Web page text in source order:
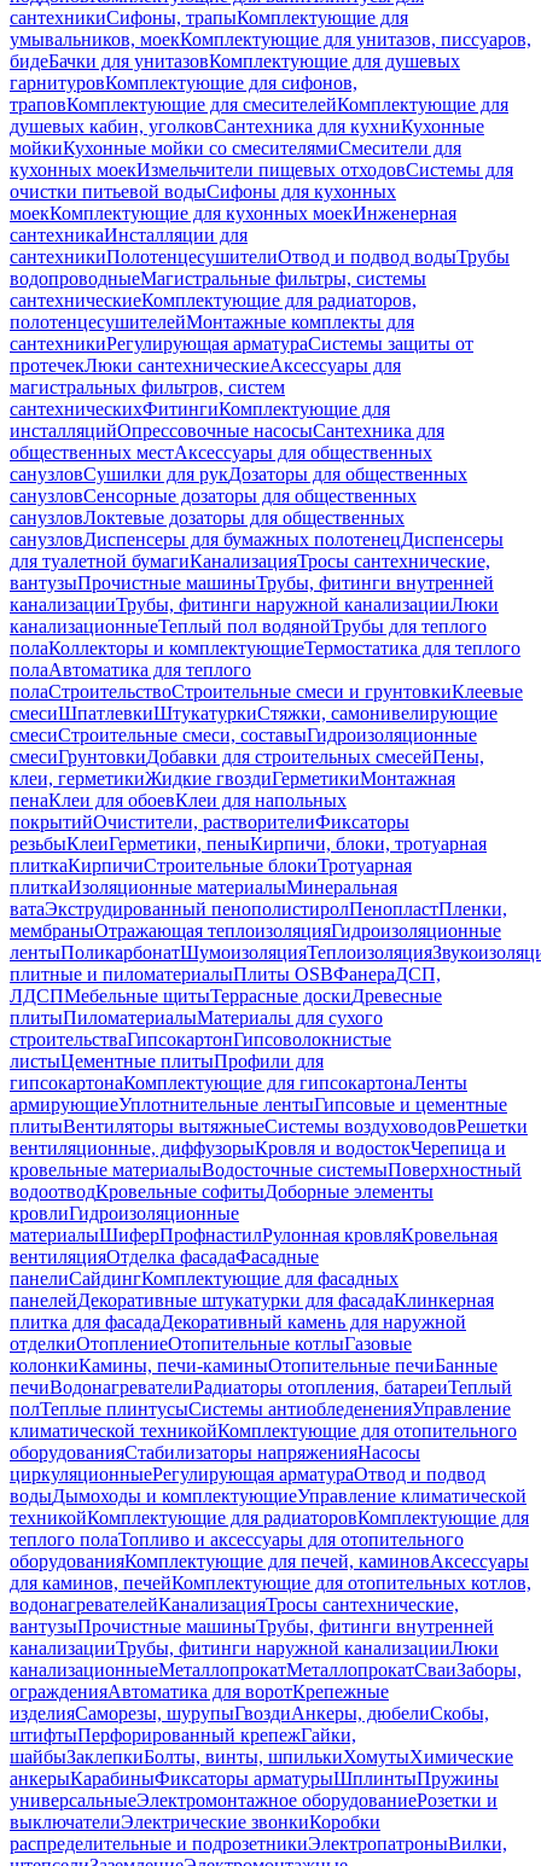
сантехникиСифоны, трапыКомплектующие для
умывальников, моекКомплектующие для унитазов, писсуаров,
бидеБачки для унитазовКомплектующие для душевых
гарнитуровКомплектующие для сифонов,
траповКомплектующие для смесителейКомплектующие для
душевых кабин, уголковСантехника для кухниКухонные
мойкиКухонные мойки со смесителямиСмесители для
кухонных моекИзмельчители пищевых отходовСистемы для
очистки питьевой водыСифоны для кухонных
моекКомплектующие для кухонных моекИнженерная
сантехникаИнсталляции для
сантехникиПолотенцесушителиОтвод и подвод водыТрубы
водопроводныеМагистральные фильтры, системы
сантехническиеКомплектующие для радиаторов,
полотенцесушителейМонтажные комплекты для
сантехникиРегулирующая арматураСистемы защиты от
протечекЛюки сантехническиеАксессуары для
магистральных фильтров, систем
сантехническихФитингиКомплектующие для
инсталляцийОпрессовочные насосыСантехника для
общественных местАксессуары для общественных
санузловСушилки для рукДозаторы для общественных
санузловСенсорные дозаторы для общественных
санузловЛоктевые дозаторы для общественных
санузловДиспенсеры для бумажных полотенецДиспенсеры
для туалетной бумагиКанализацияТросы сантехнические,
вантузыПрочистные машиныТрубы, фитинги внутренней
канализацииТрубы, фитинги наружной канализацииЛюки
канализационныеТеплый пол водянойТрубы для теплого
полаКоллекторы и комплектующиеТермостатика для теплого
полаАвтоматика для теплого
полаСтроительствоСтроительные смеси и грунтовкиКлеевые
смесиШпатлевкиШтукатуркиСтяжки, самонивелирующие
смесиСтроительные смеси, составыГидроизоляционные
смесиГрунтовкиДобавки для строительных смесейПены,
клеи, герметикиЖидкие гвоздиГерметикиМонтажная
пенаКлеи для обоевКлеи для напольных
покрытийОчистители, растворителиФиксаторы
резьбыКлеиГерметики, пеныКирпичи, блоки, тротуарная
плиткаКирпичиСтроительные блокиТротуарная
плиткаИзоляционные материалыМинеральная
ватаЭкструдированный пенополистиролПенопластПленки,
мембраныОтражающая теплоизоляцияГидроизоляционные
лентыПоликарбонатШумоизоляцияТеплоизоляция
плитные и пиломатериалыПлиты OSBФанераДСП,
ЛДСПМебельные щитыТеррасные доскиДревесные
плитыПиломатериалыМатериалы для сухого
строительстваГипсокартонГипсоволокнистые
листыЦементные плитыПрофили для
гипсокартонаКомплектующие для гипсокартонаЛенты
армирующиеУплотнительные лентыГипсовые и цементные
плитыВентиляторы вытяжныеСистемы воздуховодовРешетки
вентиляционные, диффузорыКровля и водостокЧерепица и
кровельные материалыВодосточные системыПоверхностный
водоотводКровельные софитыДоборные элементы
кровлиГидроизоляционные
материалыШиферПрофнастилРулонная кровляКровельная
вентиляцияОтделка фасадаФасадные
панелиСайдингКомплектующие для фасадных
панелейДекоративные штукатурки для фасадаКлинкерная
плитка для фасадаДекоративный камень для наружной
отделкиОтоплениеОтопительные котлыГазовые
колонкиКамины, печи-каминыОтопительные печиБанные
печиВодонагревателиРадиаторы отопления, батареиТеплый
полТеплые плинтусыСистемы антиобледененияУправление
климатической техникойКомплектующие для отопительного
оборудованияСтабилизаторы напряженияНасосы
циркуляционныеРегулирующая арматураОтвод и подвод
водыДымоходы и комплектующиеУправление климатической
техникойКомплектующие для радиаторовКомплектующие для
теплого полаТопливо и аксессуары для отопительного
оборудованияКомплектующие для печей, каминовАксессуары
для каминов, печейКомплектующие для отопительных котлов,
водонагревателейКанализацияТросы сантехнические,
вантузыПрочистные машиныТрубы, фитинги внутренней
канализацииТрубы, фитинги наружной канализацииЛюки
канализационныеМеталлопрокатМеталлопрокатСваиЗаборы,
огражденияАвтоматика для воротКрепежные
изделияСаморезы, шурупыГвоздиАнкеры, дюбелиСкобы,
штифтыПерфорированный крепежГайки,
шайбыЗаклепкиБолты, винты, шпилькиХомутыХимические
анкерыКарабиныФиксаторы арматурыШплинтыПружины
универсальныеЭлектромонтажное оборудованиеРозетки и
выключателиЭлектрические звонкиКоробки
распределительные и подрозетникиЭлектропатроныВилки,